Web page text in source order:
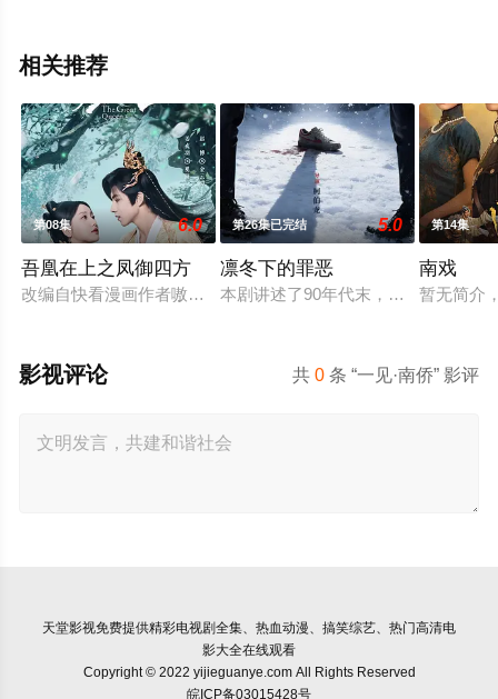
相关推荐
第08集 6.0
吾凰在上之凤御四方
改编自快看漫画作者嗷小泽的独家连载漫画《吾凰在上》。 现
第26集已完结 5.0
凛冬下的罪恶
本剧讲述了90年代末，怒河市刑侦支
第14集
南戏
暂无简介
共0 条 “一见·南侨” 影评
影视评论
天堂影视免费提供精彩电视剧全集、热血动漫、搞笑综艺、热门高清电
影大全在线观看
Copyright © 2022 yijieguanye.com All Rights Reserved
皖ICP备03015428号